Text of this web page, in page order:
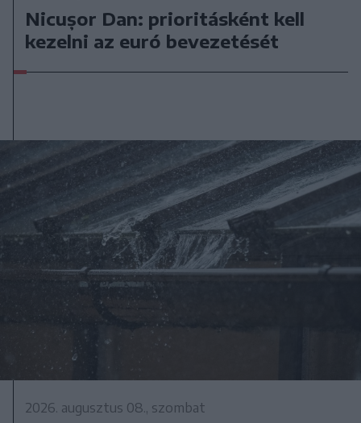
Nicușor Dan: prioritásként kell
kezelni az euró bevezetését
2026. augusztus 08., szombat